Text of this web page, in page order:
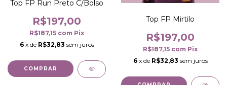
Top FP Run Preto C/Bolso
R$197,00
R$187,15 com Pix
6 x de R$32,83 sem juros
COMPRAR
Top FP Mirtilo
R$197,00
R$187,15 com Pix
6 x de R$32,83 sem juros